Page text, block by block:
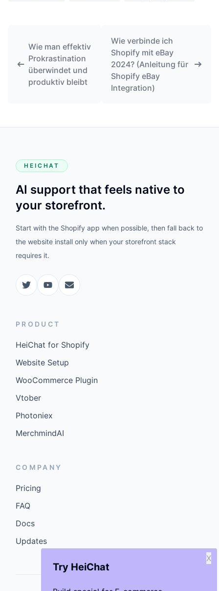
Try HeiChat
X
Wie man effektiv
Prokrastination
überwindet und
produktiv bleibt
Wie verbinde ich
Shopify mit eBay
2024? (Anleitung für
Shopify eBay
Integration)
HEICHAT
AI support that feels native to
your storefront.
Start with the Shopify app when possible, then fall back to
the website install only when your storefront stack
requires it.
PRODUCT
HeiChat for Shopify
Website Setup
WooCommerce Plugin
Vtober
Photoniex
MerchmindAI
COMPANY
Pricing
FAQ
Docs
Updates